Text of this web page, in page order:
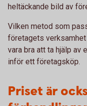
heltäckande bild av
Vilken metod som
företagets
vara bra att ta hjälp av
inför ett företagsköp.
Priset är